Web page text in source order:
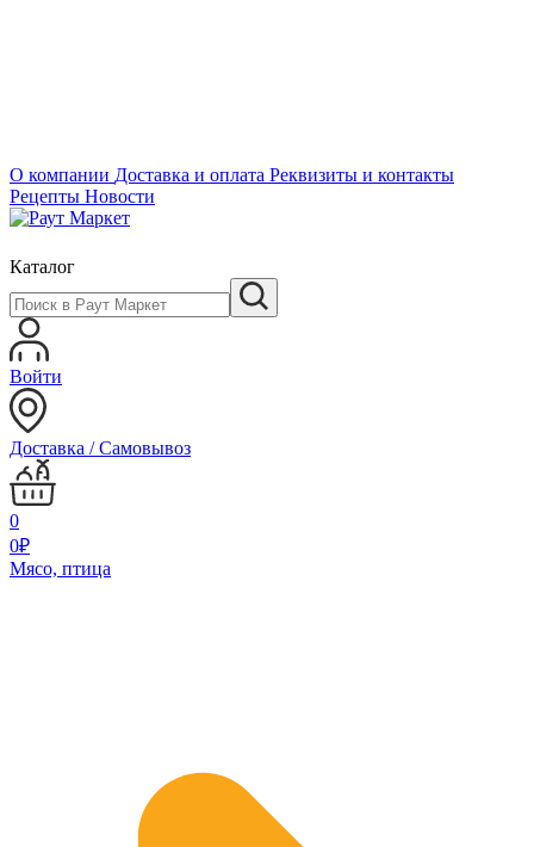
О компании Доставка и оплата Реквизиты и контакты
Рецепты Новости
Каталог
Войти
Доставка / Самовывоз
0
0₽
Мясо, птица